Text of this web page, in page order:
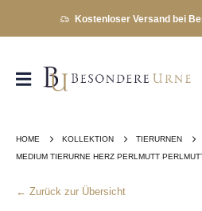
Kostenloser Versand bei
HOME KOLLEKTION
TIERURNEN
MEDIUM TIERURNE HERZ PERLMUTT
← Zurück zur Übersicht